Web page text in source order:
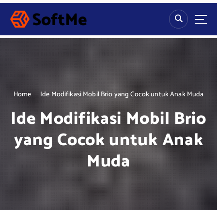
S
p
Home Ide Modifikasi Mobil Brio yang Cocok untuk Anak Muda
Ide Modifikasi Mobil Brio
yang Cocok untuk Anak
Muda